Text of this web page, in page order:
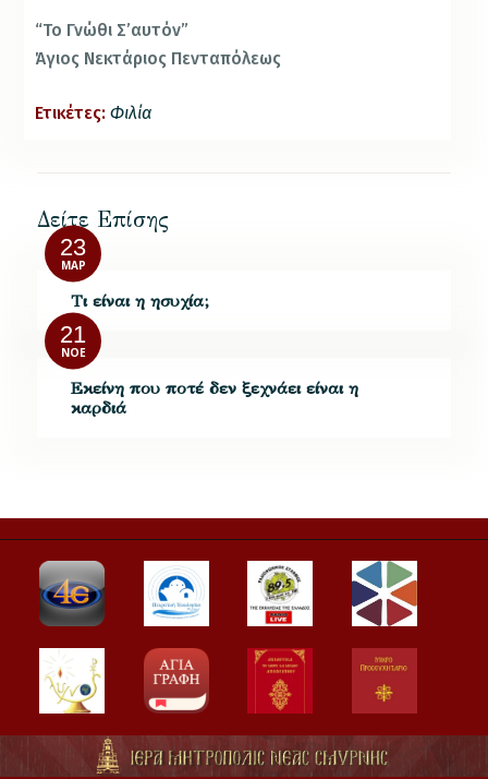
“Το Γνώθι Σ’αυτόν”
Άγιος Νεκτάριος Πενταπόλεως
Ετικέτες: Φιλία
Δείτε Επίσης
23
ΜΑΡ
Τι είναι η ησυχία;
21
ΝΟΈ
Εκείνη που ποτέ δεν ξεχνάει είναι η
καρδιά